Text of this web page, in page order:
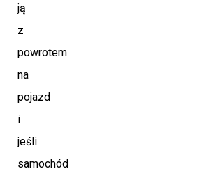
ją
z
powrotem
na
pojazd
i
jeśli
samochód